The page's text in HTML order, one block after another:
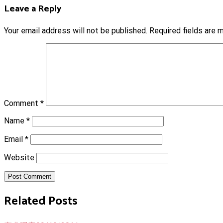
Leave a Reply
Your email address will not be published. Required fields are
Comment *
Name *
Email *
Website
Post Comment
Related Posts